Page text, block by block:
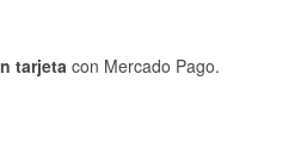
tarjeta con Mercado Pago.